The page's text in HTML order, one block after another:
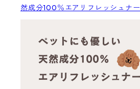
然成分100％エアリフレッシュナー